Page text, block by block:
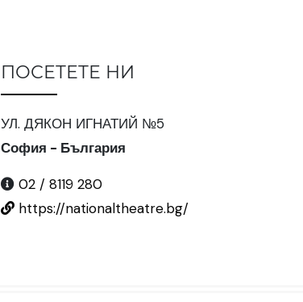
ПОСЕТЕТЕ НИ
УЛ. ДЯКОН ИГНАТИЙ №5
София - България
02 / 8119 280
https://nationaltheatre.bg/